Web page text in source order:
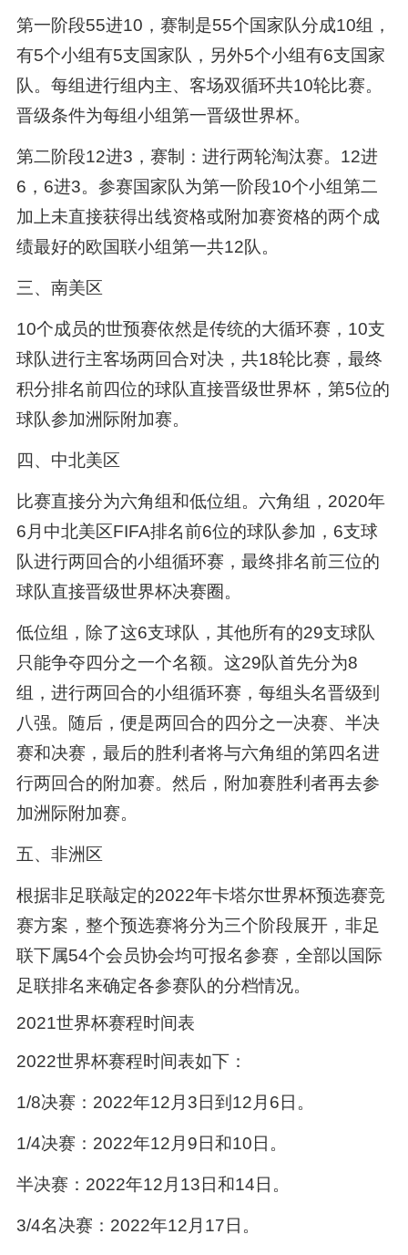
第一阶段55进10，赛制是55个国家队分成10组，
有5个小组有5支国家队，另外5个小组有6支国家
队。每组进行组内主、客场双循环共10轮比赛。
晋级条件为每组小组第一晋级世界杯。
第二阶段12进3，赛制：进行两轮淘汰赛。12进
6，6进3。参赛国家队为第一阶段10个小组第二
加上未直接获得出线资格或附加赛资格的两个成
绩最好的欧国联小组第一共12队。
三、南美区
10个成员的世预赛依然是传统的大循环赛，10支
球队进行主客场两回合对决，共18轮比赛，最终
积分排名前四位的球队直接晋级世界杯，第5位的
球队参加洲际附加赛。
四、中北美区
比赛直接分为六角组和低位组。六角组，2020年
6月中北美区FIFA排名前6位的球队参加，6支球
队进行两回合的小组循环赛，最终排名前三位的
球队直接晋级世界杯决赛圈。
低位组，除了这6支球队，其他所有的29支球队
只能争夺四分之一个名额。这29队首先分为8
组，进行两回合的小组循环赛，每组头名晋级到
八强。随后，便是两回合的四分之一决赛、半决
赛和决赛，最后的胜利者将与六角组的第四名进
行两回合的附加赛。然后，附加赛胜利者再去参
加洲际附加赛。
五、非洲区
根据非足联敲定的2022年卡塔尔世界杯预选赛竞
赛方案，整个预选赛将分为三个阶段展开，非足
联下属54个会员协会均可报名参赛，全部以国际
足联排名来确定各参赛队的分档情况。
2021世界杯赛程时间表
2022世界杯赛程时间表如下：
1/8决赛：2022年12月3日到12月6日。
1/4决赛：2022年12月9日和10日。
半决赛：2022年12月13日和14日。
3/4名决赛：2022年12月17日。